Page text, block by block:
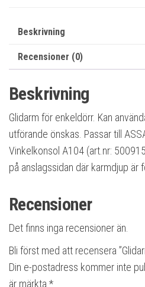
Beskrivning
Recensioner (0)
Beskrivning
Glidarm för enkeldörr. Kan
utförande önskas. Passar till
Vinkelkonsol A104 (art.nr:
på anslagssidan där karmdjup är
Recensioner
Det finns inga recensioner än.
Bli först med att recensera
Din e-postadress kommer inte
är märkta *